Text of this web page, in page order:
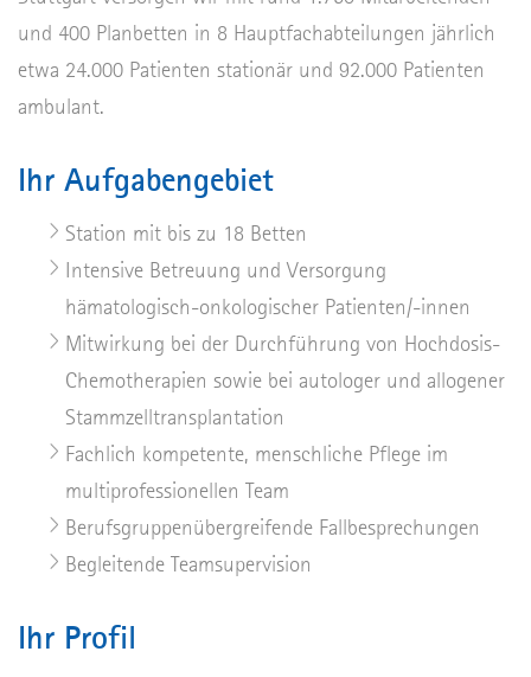
und 400 Planbetten in 8 Hauptfachabteilungen jährlich
etwa 24.000 Patienten stationär und 92.000 Patienten
ambulant.
Ihr Aufgabengebiet
Station mit bis zu 18 Betten
Intensive Betreuung und Versorgung
hämatologisch-onkologischer Patienten/-innen
Mitwirkung bei der Durchführung von Hochdosis-
Chemotherapien sowie bei autologer und allogener
Stammzelltransplantation
Fachlich kompetente, menschliche Pflege im
multiprofessionellen Team
Berufsgruppenübergreifende Fallbesprechungen
Begleitende Teamsupervision
Ihr Profil